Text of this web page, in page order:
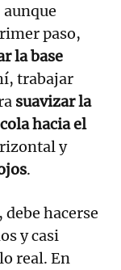
aunque
paso,
la base
trabajar
suavizar la
hacia el
y
.
, debe hacerse
y casi
real. En